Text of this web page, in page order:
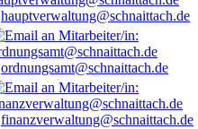
hauptverwaltung@schnaittach.de
ordnungsamt@schnaittach.de
finanzverwaltung@schnaittach.de